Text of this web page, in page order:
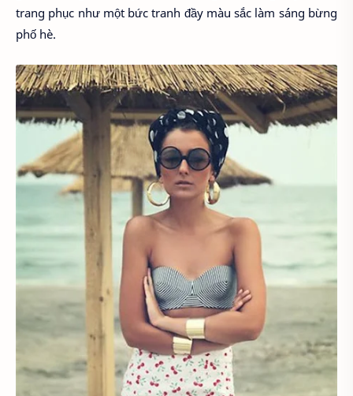
trang phục như một bức tranh đầy màu sắc làm sáng bừng
phố hè.